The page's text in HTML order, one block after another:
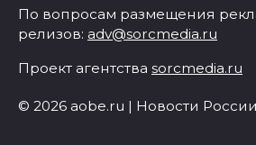
По вопросам размещения
релизов: adv@sorcmedia.ru
Проект агентства sorcmedia.ru
© 2026 aobe.ru | Новости